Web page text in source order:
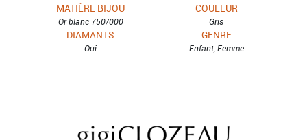
MATIÈRE BIJOU
Or blanc 750/000
COULEUR
Gris
DIAMANTS
Oui
GENRE
Enfant, Femme